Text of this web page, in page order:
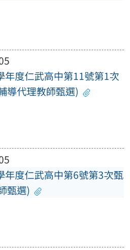
年度仁武高中第11號第1次
導代理教師甄選)
年度仁武高中第6號第3次甄
甄選)